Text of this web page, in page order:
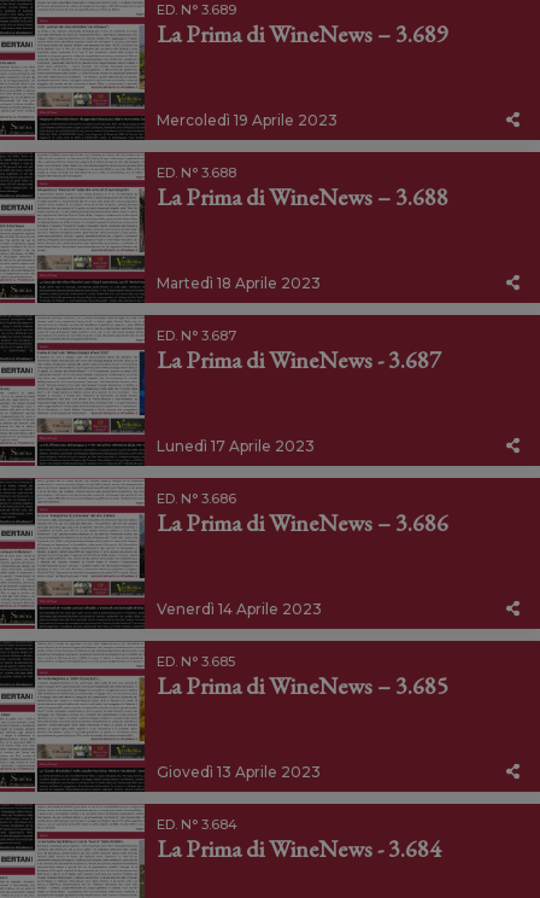
ED. N° 3.689
La Prima di WineNews – 3.689
Mercoledì 19 Aprile 2023
ED. N° 3.688
La Prima di WineNews – 3.688
Martedì 18 Aprile 2023
ED. N° 3.687
La Prima di WineNews - 3.687
Lunedì 17 Aprile 2023
ED. N° 3.686
La Prima di WineNews – 3.686
Venerdì 14 Aprile 2023
ED. N° 3.685
La Prima di WineNews – 3.685
Giovedì 13 Aprile 2023
ED. N° 3.684
La Prima di WineNews - 3.684